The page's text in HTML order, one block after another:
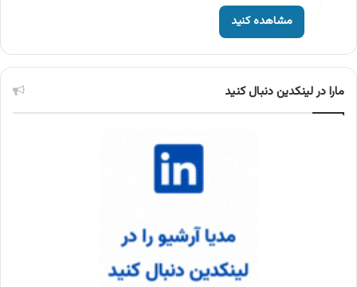
مشاهده کنید
مارا در لینکدین دنبال کنید